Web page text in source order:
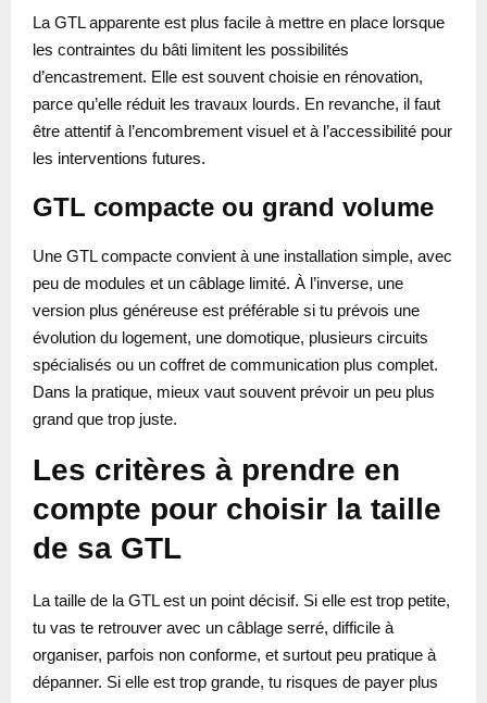
La GTL apparente est plus facile à mettre en place lorsque
les contraintes du bâti limitent les possibilités
d’encastrement. Elle est souvent choisie en rénovation,
parce qu’elle réduit les travaux lourds. En revanche, il faut
être attentif à l’encombrement visuel et à l’accessibilité pour
les interventions futures.
GTL compacte ou grand volume
Une GTL compacte convient à une installation simple, avec
peu de modules et un câblage limité. À l’inverse, une
version plus généreuse est préférable si tu prévois une
évolution du logement, une domotique, plusieurs circuits
spécialisés ou un coffret de communication plus complet.
Dans la pratique, mieux vaut souvent prévoir un peu plus
grand que trop juste.
Les critères à prendre en
compte pour choisir la taille
de sa GTL
La taille de la GTL est un point décisif. Si elle est trop petite,
tu vas te retrouver avec un câblage serré, difficile à
organiser, parfois non conforme, et surtout peu pratique à
dépanner. Si elle est trop grande, tu risques de payer plus